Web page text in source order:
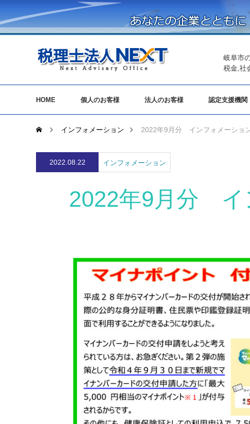
岐阜市
税金,社
HOME 個人のお客様 法人のお客様 認定支援機関
インフォメーション 2022年9月分 インフォメーショ
2022.08.22 インフォメーション
2022年9月分 イ